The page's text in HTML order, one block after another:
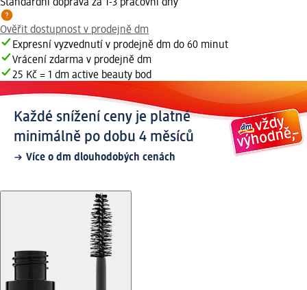
Standardní doprava za 1-3 pracovní dny
Ověřit dostupnost v prodejně dm
Expresní vyzvednutí v prodejně dm do 60 minut
Vrácení zdarma v prodejně dm
25 Kč = 1 dm active beauty bod
Každé snížení ceny je platné
minimálně po dobu 4 měsíců
Více o dm dlouhodobých cenách